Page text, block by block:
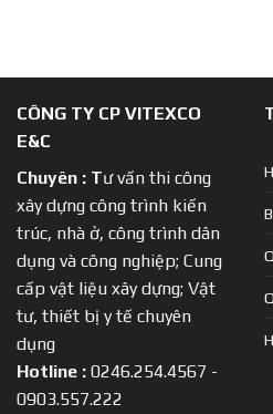
CÔNG TY CP VITEXCO
E&C
Chuyên : Tư vấn thi công
xây dựng công trình kiến
trúc, nhà ở, công trình dân
dụng và công nghiệp; Cung
cấp vật liệu xây dựng; Vật
tư, thiết bị y tế chuyên
dụng
Hotline : 0246.254.4567 -
0903.557.222